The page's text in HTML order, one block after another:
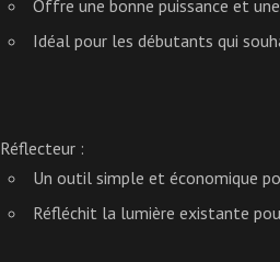
Offre une bonne puissance et
Idéal pour les débutants qui
Réflecteur :
Un outil simple et économique
Réfléchit la lumière existante